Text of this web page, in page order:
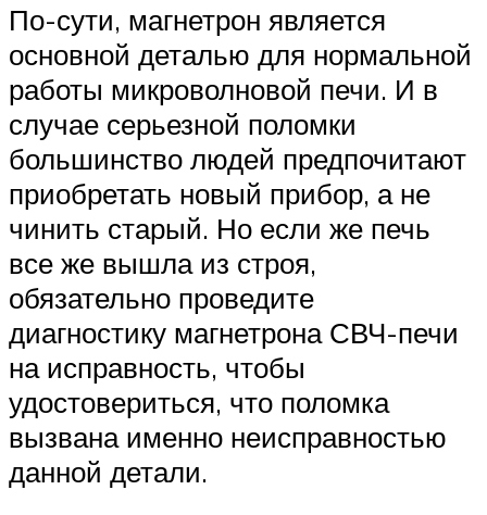
По-сути, магнетрон является
основной деталью для нормальной
работы микроволновой печи. И в
случае серьезной поломки
большинство людей предпочитают
приобретать новый прибор, а не
чинить старый. Но если же печь
все же вышла из строя,
обязательно проведите
диагностику магнетрона СВЧ-печи
на исправность, чтобы
удостовериться, что поломка
вызвана именно неисправностью
данной детали.